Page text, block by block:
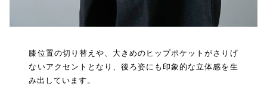
膝位置の切り替えや、大きめのヒップポケットがさりげ
ないアクセントとなり、後ろ姿にも印象的な立体感を生
み出しています。